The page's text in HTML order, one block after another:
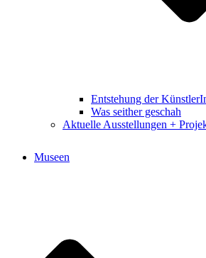
Entstehung der
Was seither geschah
Aktuelle Ausstellungen +
Museen